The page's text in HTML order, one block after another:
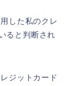
した私のクレ
ると判断され
ジットカード